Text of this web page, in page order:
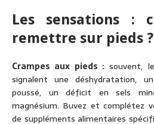
Les sensations :
remettre sur pieds ?
Crampes aux pieds : souvent,
signalent une déshydratation,
poussé, un déficit en sels
magnésium. Buvez et complétez
de suppléments alimentaires